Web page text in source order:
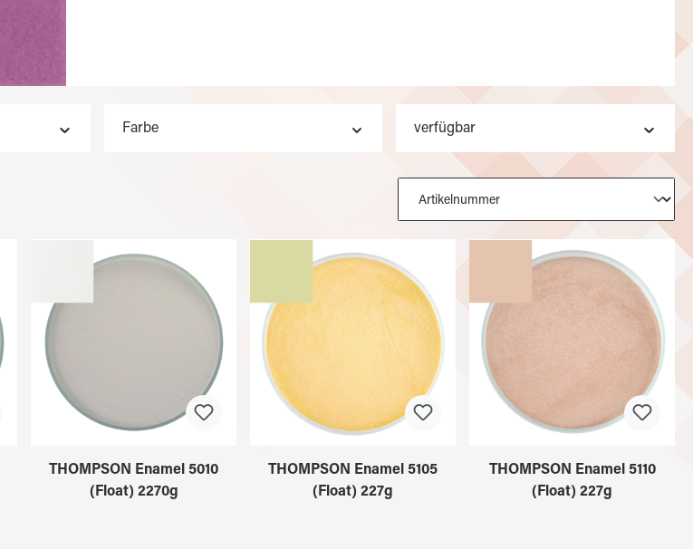
Farbe verfügbar
THOMPSON Enamel 5010
(Float) 2270g
THOMPSON Enamel 5105
(Float) 227g
THOMPSON Enamel 5110
(Float) 227g